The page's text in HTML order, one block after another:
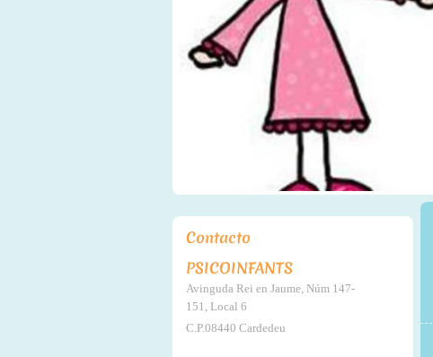
Contacto
PSICOINFANTS
​Avinguda Rei en Jaume, Núm 147-
151, Local 6
C.P.08440 Cardedeu